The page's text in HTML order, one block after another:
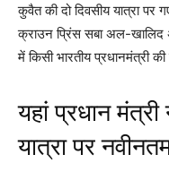
कुवैत की दो दिवसीय यात्रा पर
क्राउन प्रिंस सबा अल-
में किसी भारतीय प्रधानमंत्री
यहां प्रधान
यात्रा पर